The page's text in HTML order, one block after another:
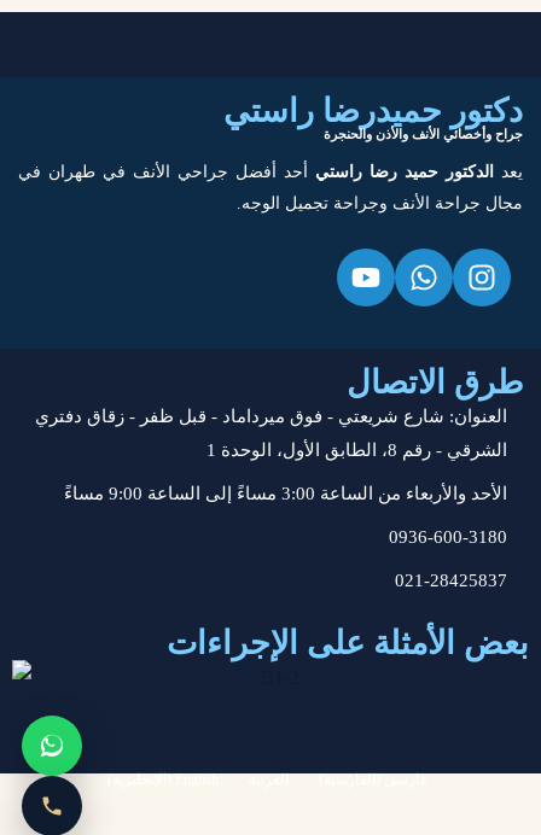
دكتور حميدرضا راستي
جراح وأخصائي الأنف والأذن والحنجرة
يعد الدكتور حميد رضا راستي
أحد أفضل جراحي الأنف في طهران في
مجال جراحة الأنف وجراحة تجميل الوجه.
طرق الاتصال
العنوان: شارع شريعتي - فوق ميرداماد - قبل ظفر - زقاق دفتري
الشرقي - رقم 8، الطابق الأول، الوحدة 1
الأحد والأربعاء من الساعة 3:00 مساءً إلى الساعة 9:00 مساءً
0936-600-3180
021-28425837
بعض الأمثلة على الإجراءات